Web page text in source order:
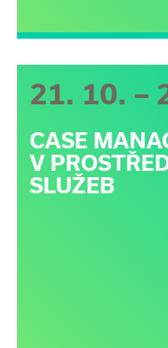
21. 10. –
CASE
V
SLUŽEB